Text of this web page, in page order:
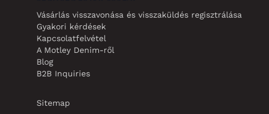
Vásárlás visszavonása és visszaküldés regisztrálása
Gyakori kérdések
Kapcsolatfelvétel
A Motley Denim-ről
Blog
B2B Inquiries
Sitemap